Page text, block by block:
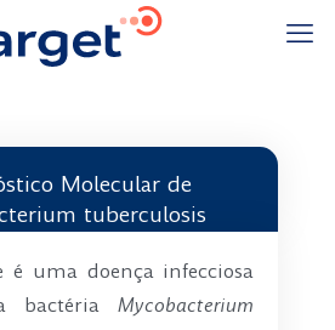
Molecular de
tuberculosis
é uma doença infecciosa
bactériaMycobacterium